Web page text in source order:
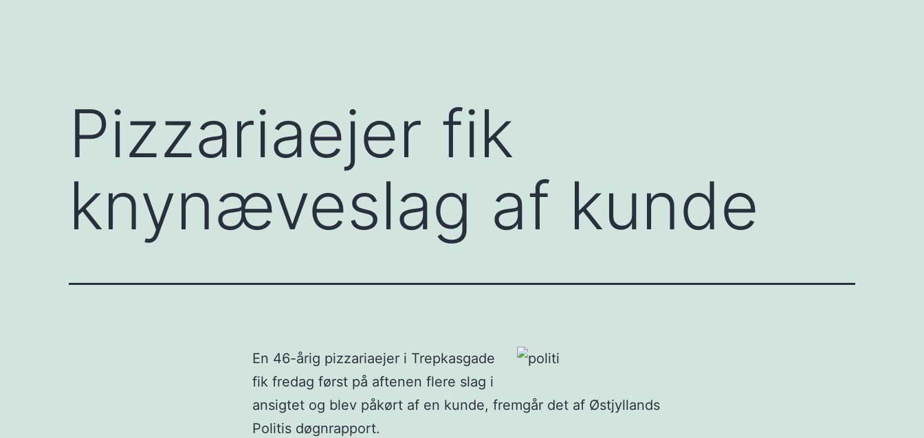
Pizzariaejer fik
knynæveslag af kunde
En 46-årig pizzariaejer i Trepkasgade
fik fredag først på aftenen flere slag i
ansigtet og blev påkørt af en kunde, fremgår det af Østjyllands
Politis døgnrapport.